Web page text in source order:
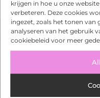
krijgen in hoe u onze
verbeteren. Deze cookies
ingezet, zoals het tonen van
analyseren van het gebruik
cookiebeleid voor meer